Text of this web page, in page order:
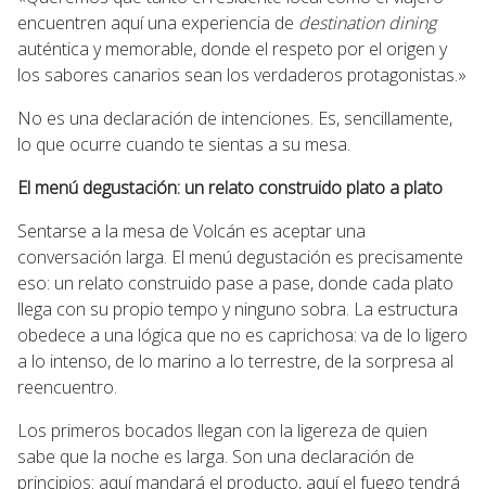
encuentren aquí una experiencia de destination dining
auténtica y memorable, donde el respeto por el origen y
los sabores canarios sean los verdaderos protagonistas.»
No es una declaración de intenciones. Es, sencillamente,
lo que ocurre cuando te sientas a su mesa.
El menú degustación: un relato construido plato a plato
Sentarse a la mesa de Volcán es aceptar una
conversación larga. El menú degustación es precisamente
eso: un relato construido pase a pase, donde cada plato
llega con su propio tempo y ninguno sobra. La estructura
obedece a una lógica que no es caprichosa: va de lo ligero
a lo intenso, de lo marino a lo terrestre, de la sorpresa al
reencuentro.
Los primeros bocados llegan con la ligereza de quien
sabe que la noche es larga. Son una declaración de
principios: aquí mandará el producto, aquí el fuego tendrá